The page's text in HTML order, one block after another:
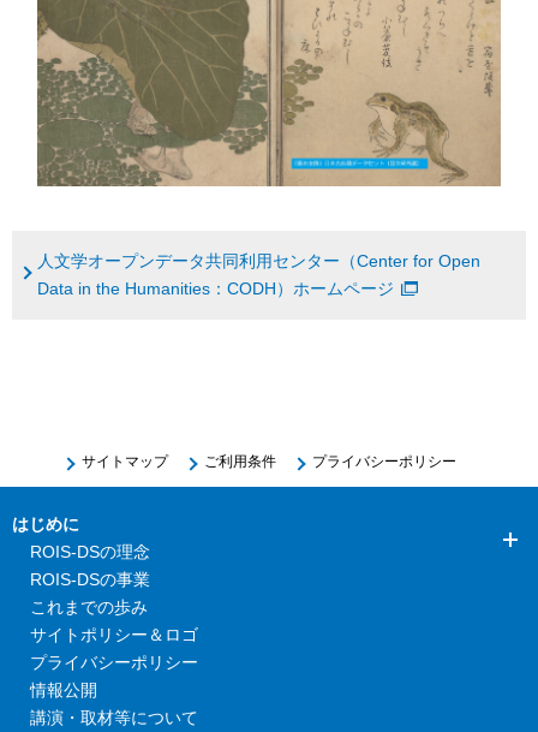
人文学オープンデータ共同利用センター（Center for Open
Data in the Humanities：CODH）ホームページ
サイトマップ ご利用条件 プライバシーポリシー
はじめに
ROIS-DSの理念
ROIS-DSの事業
これまでの歩み
サイトポリシー＆ロゴ
プライバシーポリシー
情報公開
講演・取材等について